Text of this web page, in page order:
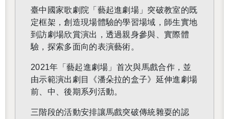
臺中國家歌劇院「藝起進劇場」突破教室的既
定框架，創造現場體驗的學習場域，師生實地
到訪劇場欣賞演出，透過親身參與、實際體
驗，探索多面向的表演藝術。
2021年「藝起進劇場」首次與馬戲合作，並
由示範演出劇目《潘朵拉的盒子》延伸進劇場
前、中、後期系列活動。
三階段的活動安排讓馬戲突破傳統雜耍的認